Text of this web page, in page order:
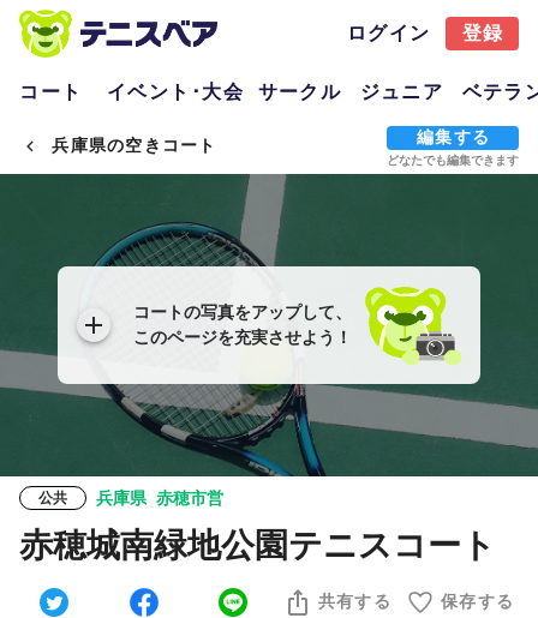
ログイン 登録
コート イベント･大会 サークル ジュニア ベテラ
兵庫県の空きコート 編集する
どなたでも編集できます
コートの写真をアップして、
このページを充実させよう！
公共 兵庫県 赤穂市営
赤穂城南緑地公園テニスコート
共有する 保存する